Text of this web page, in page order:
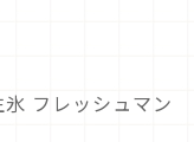
フレッシュマン